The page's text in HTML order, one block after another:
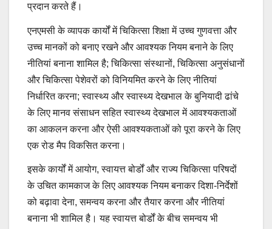
प्रदान करते हैं।
एनएमसी के व्यापक कार्यों में चिकित्सा शिक्षा में उच्च गुणवत्ता और
उच्च मानकों को बनाए रखने और आवश्यक नियम बनाने के लिए
नीतियां बनाना शामिल है; चिकित्सा संस्थानों, चिकित्सा अनुसंधानों
और चिकित्सा पेशेवरों को विनियमित करने के लिए नीतियां
निर्धारित करना; स्वास्थ्य और स्वास्थ्य देखभाल के बुनियादी ढांचे
के लिए मानव संसाधन सहित स्वास्थ्य देखभाल में आवश्यकताओं
का आकलन करना और ऐसी आवश्यकताओं को पूरा करने के लिए
एक रोड मैप विकसित करना।
इसके कार्यों में आयोग, स्वायत्त बोर्डों और राज्य चिकित्सा परिषदों
के उचित कामकाज के लिए आवश्यक नियम बनाकर दिशा-निर्देशों
को बढ़ावा देना, समन्वय करना और तैयार करना और नीतियां
बनाना भी शामिल है। यह स्वायत्त बोर्डों के बीच समन्वय भी